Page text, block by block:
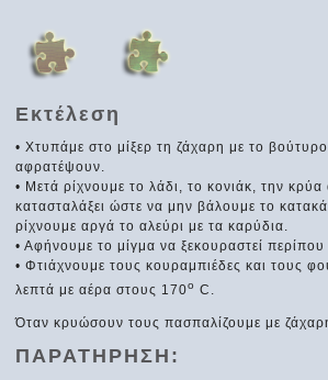
Εκτέλεση
• Χτυπάμε στο μίξερ τη ζάχαρη με το
αφρατέψουν.
• Μετά ρίχνουμε το λάδι, το κονιάκ, την κρύα
κατασταλάξει ώστε να μην βάλουμε το
ρίχνουμε αργά το αλεύρι με τα καρύδια.
• Αφήνουμε το μίγμα να ξεκουραστεί
• Φτιάχνουμε τους κουραμπιέδες και τους
λεπτά με αέρα στους 170ο C.
Όταν κρυώσουν τους πασπαλίζουμε με
ΠΑΡΑΤΗΡΗΣΗ: